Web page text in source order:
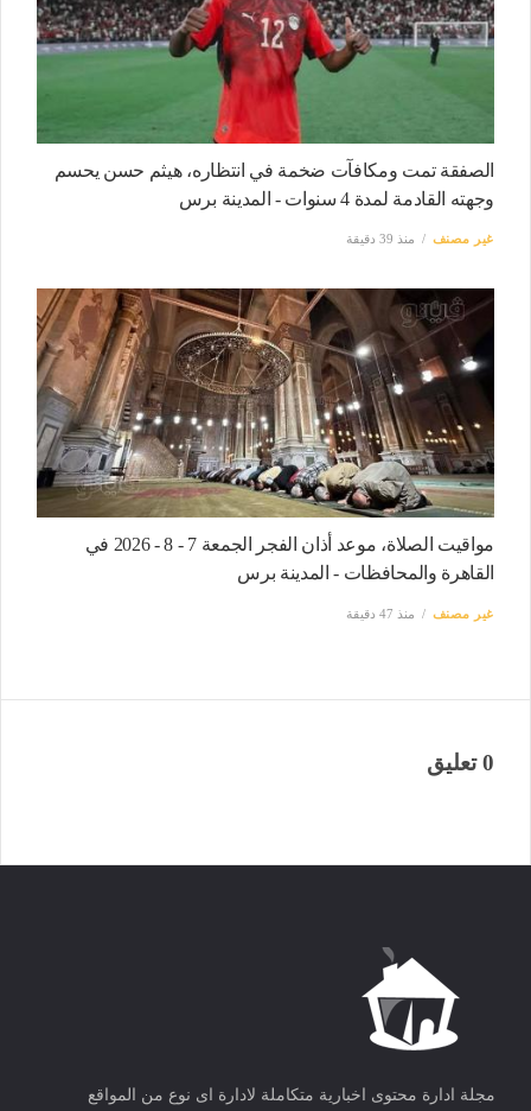
الصفقة تمت ومكافآت ضخمة في انتظاره، هيثم حسن يحسم
وجهته القادمة لمدة 4 سنوات - المدينة برس
غير مصنف منذ 39 دقيقة
مواقيت الصلاة، موعد أذان الفجر الجمعة 7 - 8 - 2026 في
القاهرة والمحافظات - المدينة برس
غير مصنف منذ 47 دقيقة
0 تعليق
مجلة ادارة محتوى اخبارية متكاملة لادارة اى نوع من المواقع